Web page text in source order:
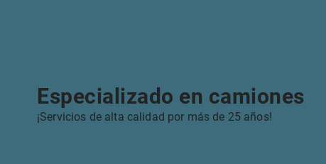
Especializado en camiones
¡Servicios de alta calidad por más de 25 años!